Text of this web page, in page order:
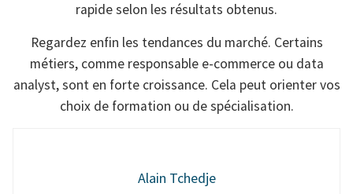
rapide selon les résultats obtenus.
Regardez enfin les tendances du marché. Certains
métiers, comme responsable e-commerce ou data
analyst, sont en forte croissance. Cela peut orienter vos
choix de formation ou de spécialisation.
Alain Tchedje